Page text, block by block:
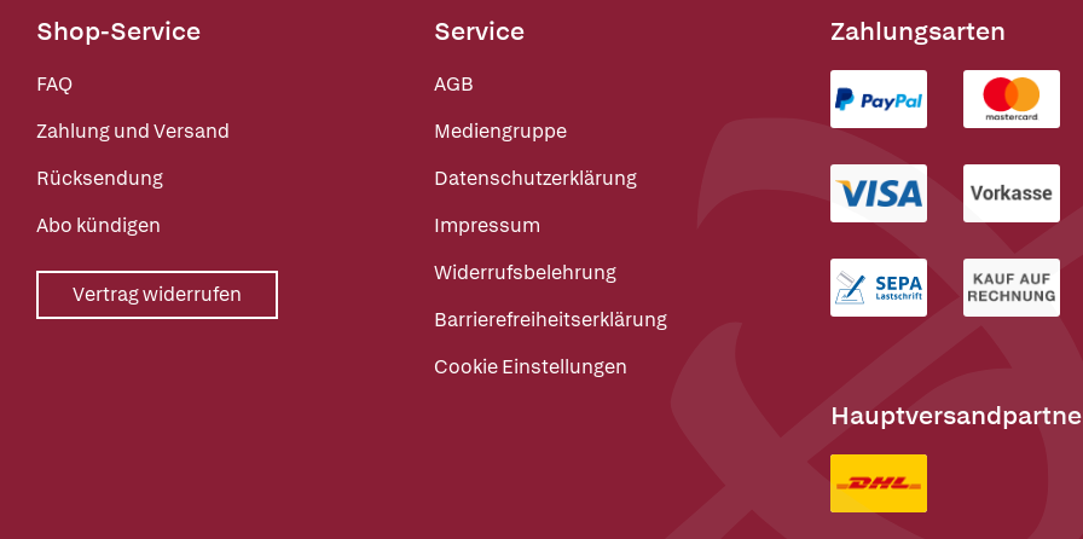
Shop-Service
FAQ
Zahlung und Versand
Rücksendung
Abo kündigen
Vertrag widerrufen
Service
AGB
Mediengruppe
Datenschutzerklärung
Impressum
Widerrufsbelehrung
Barrierefreiheitserklärung
Cookie Einstellungen
Zahlungsarten